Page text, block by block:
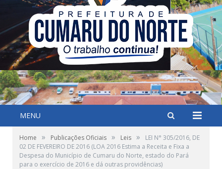
MENU
Home » Publicações Oficiais » Leis »
LEI N° 305/2016, DE
02 DE FEVEREIRO DE 2016 (LOA 2016 Estima a Receita e Fixa a
Despesa do Município de Cumaru do Norte, estado do Pará
para o exercício de 2016 e dá outras providências)